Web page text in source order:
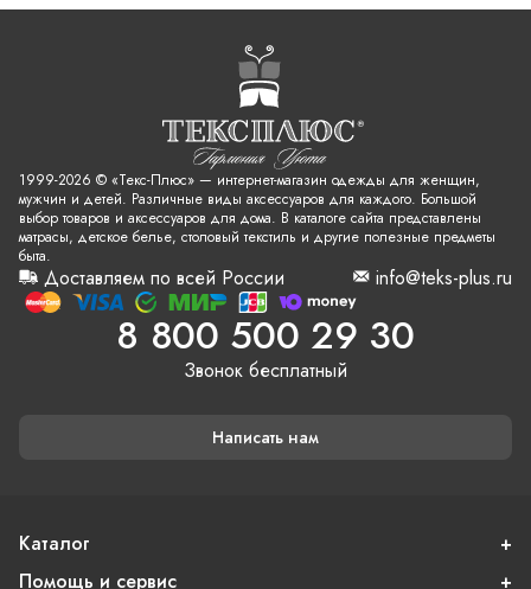
1999-2026 © «Текс-Плюс» — интернет-магазин одежды для женщин,
мужчин и детей. Различные виды аксессуаров для каждого. Большой
выбор товаров и аксессуаров для дома. В каталоге сайта представлены
матрасы, детское белье, столовый текстиль и другие полезные предметы
быта.
Доставляем по всей России info@teks-plus.ru
8 800 500 29 30
Звонок бесплатный
Написать нам
Каталог
Помощь и сервис